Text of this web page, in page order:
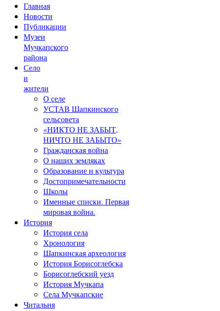
Главная
Новости
Публикации
Музеи
Мучкапского
района
Село
и
жители
О селе
УСТАВ Шапкинского
сельсовета
«НИКТО НЕ ЗАБЫТ,
НИЧТО НЕ ЗАБЫТО»
Гражданская война
О наших земляках
Образование и культура
Достопримечательности
Школы
Именные списки. Первая
мировая война.
История
История села
Хронология
Шапкинская археология
История Борисоглебска
Борисоглебский уезд
История Мучкапа
Села Мучкапские
Читальня